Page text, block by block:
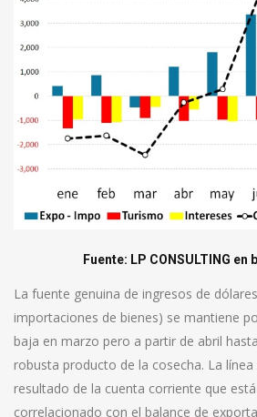
Fuente: LP CONSULTING en
La fuente genuina de ingresos de
importaciones de bienes) se mantiene
baja en marzo pero a partir de abril
robusta producto de la cosecha. La
resultado de la cuenta corriente que
correlacionado con el balance de